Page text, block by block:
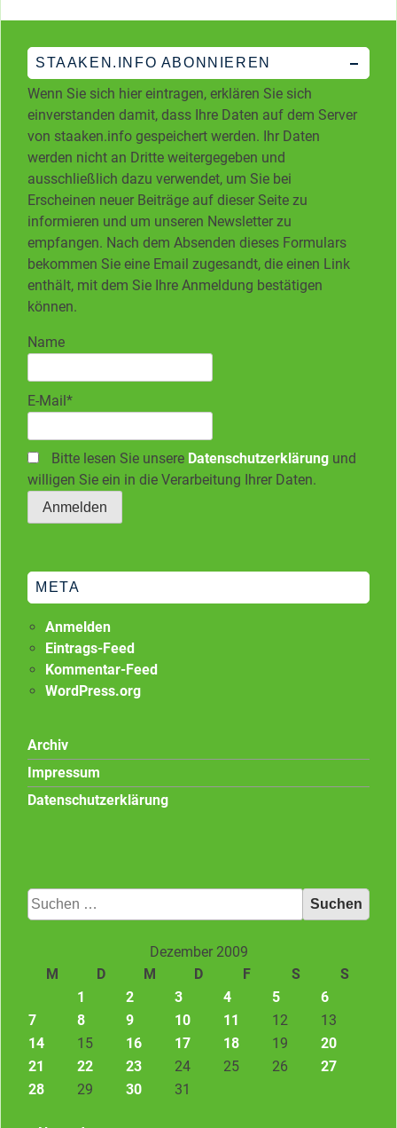
STAAKEN.INFO ABONNIEREN
Wenn Sie sich hier eintragen, erklären Sie sich
einverstanden damit, dass Ihre Daten auf dem Server
von staaken.info gespeichert werden. Ihr Daten
werden nicht an Dritte weitergegeben und
ausschließlich dazu verwendet, um Sie bei
Erscheinen neuer Beiträge auf dieser Seite zu
informieren und um unseren Newsletter zu
empfangen. Nach dem Absenden dieses Formulars
bekommen Sie eine Email zugesandt, die einen Link
enthält, mit dem Sie Ihre Anmeldung bestätigen
können.
Name
E-Mail*
Bitte lesen Sie unsere Datenschutzerklärung und
willigen Sie ein in die Verarbeitung Ihrer Daten.
META
Anmelden
Eintrags-Feed
Kommentar-Feed
WordPress.org
Archiv
Impressum
Datenschutzerklärung
Suchen
nach:
Dezember 2009
M
D M D F S
S
1
2 3 4 5
6
7
8 9 10 11 12
13
14
15 16 17 18 19
20
21
22 23 24 25 26
27
28
29 30 31